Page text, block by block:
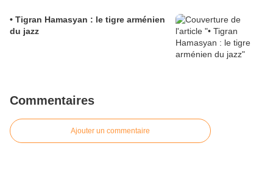
• Tigran Hamasyan : le tigre arménien
du jazz
Commentaires
Ajouter un commentaire